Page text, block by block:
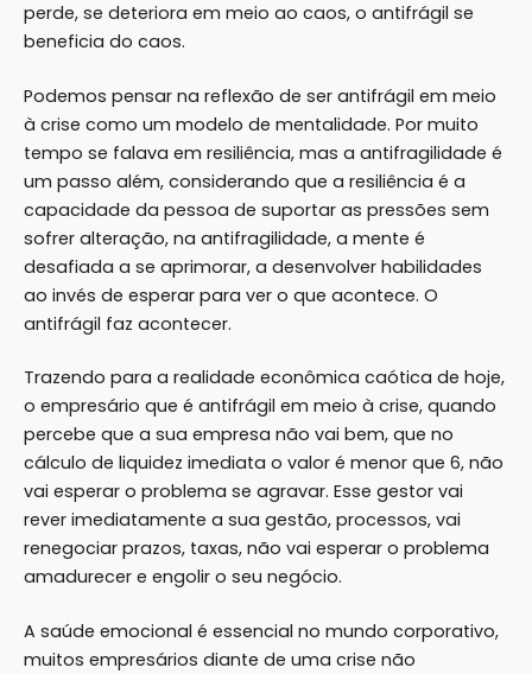
perde, se deteriora em meio ao caos, o antifrágil se
beneficia do caos.
Podemos pensar na reflexão de ser antifrágil em meio
à crise como um modelo de mentalidade. Por muito
tempo se falava em resiliência, mas a antifragilidade é
um passo além, considerando que a resiliência é a
capacidade da pessoa de suportar as pressões sem
sofrer alteração, na antifragilidade, a mente é
desafiada a se aprimorar, a desenvolver habilidades
ao invés de esperar para ver o que acontece. O
antifrágil faz acontecer.
Trazendo para a realidade econômica caótica de hoje,
o empresário que é antifrágil em meio à crise, quando
percebe que a sua empresa não vai bem, que no
cálculo de liquidez imediata o valor é menor que 6, não
vai esperar o problema se agravar. Esse gestor vai
rever imediatamente a sua gestão, processos, vai
renegociar prazos, taxas, não vai esperar o problema
amadurecer e engolir o seu negócio.
A saúde emocional é essencial no mundo corporativo,
muitos empresários diante de uma crise não